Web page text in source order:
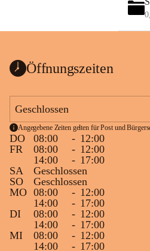
Öffnungszeiten
Geschlossen
Angegebene Zeiten gelten für Post und
DO 08:00 - 12:00
FR
08:00 - 12:00
14:00
- 17:00
SA
Geschlossen
SO
Geschlossen
MO 08:00 - 12:00
14:00
- 17:00
DI
08:00 - 12:00
14:00
- 17:00
MI
08:00 - 12:00
14:00
- 17:00